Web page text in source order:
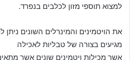
למצוא תוספי מזון לכלבים בנפרד.
את הויטמינים והמינרלים השונים ניתן
מגיעים בצורה של טבליות לאכילה
אשר מכילות ויטמינים שונים אשר